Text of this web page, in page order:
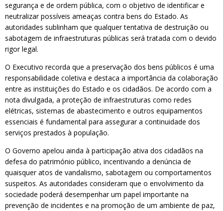
segurança e de ordem pública, com o objetivo de identificar e
neutralizar possíveis ameaças contra bens do Estado. As
autoridades sublinham que qualquer tentativa de destruição ou
sabotagem de infraestruturas públicas será tratada com o devido
rigor legal.
O Executivo recorda que a preservação dos bens públicos é uma
responsabilidade coletiva e destaca a importância da colaboração
entre as instituições do Estado e os cidadãos. De acordo com a
nota divulgada, a proteção de infraestruturas como redes
elétricas, sistemas de abastecimento e outros equipamentos
essenciais é fundamental para assegurar a continuidade dos
serviços prestados à população.
O Governo apelou ainda à participação ativa dos cidadãos na
defesa do património público, incentivando a denúncia de
quaisquer atos de vandalismo, sabotagem ou comportamentos
suspeitos. As autoridades consideram que o envolvimento da
sociedade poderá desempenhar um papel importante na
prevenção de incidentes e na promoção de um ambiente de paz,